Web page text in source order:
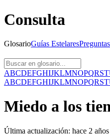
Consulta
GlosarioGuías EstelaresPreguntas
ABCDEFGHIJKLMNOPQRST
ABCDEFGHIJKLMNOPQRST
Miedo a los
Última actualización: hace 2 años